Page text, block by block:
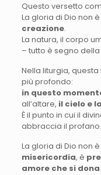
Questo versetto
La gloria di Dio non
creazione.
La natura, il corpo
– tutto è segno
Nella liturgia,
più profondo:
in questo
all’altare, il cielo e
È il punto in cui il
abbraccia il profano.
La gloria di Dio non
misericordia, è
amore che si dona.